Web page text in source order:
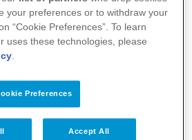
necesitan verse y
fundamental que
su calidad de vida. Para
sanitarios y a las
a especialistas de otras
your preferences or to withdraw your
“Cookie Preferences”. To learn
uses these technologies, please
.
Preferences
Accept All